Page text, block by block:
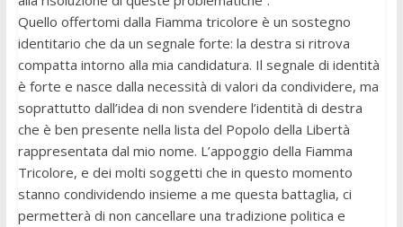
Quello offertomi dalla Fiamma tricolore è un sostegno
identitario che da un segnale forte: la destra si ritrova
compatta intorno alla mia candidatura. Il segnale di identità
è forte e nasce dalla necessità di valori da condividere, ma
soprattutto dall’idea di non svendere l’identità di destra
che è ben presente nella lista del Popolo della Libertà
rappresentata dal mio nome. L’appoggio della Fiamma
Tricolore, e dei molti soggetti che in questo momento
stanno condividendo insieme a me questa battaglia, ci
permetterà di non cancellare una tradizione politica e